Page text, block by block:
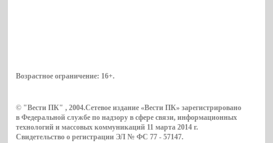
Возрастное ограничение: 16+.
© "Вести ПК" , 2004.Сетевое издание «Вести ПК» зарегистрировано
в Федеральной службе по надзору в сфере связи, информационных
технологий и массовых коммуникаций 11 марта 2014 г.
Свидетельство о регистрации ЭЛ № ФС 77 - 57147.